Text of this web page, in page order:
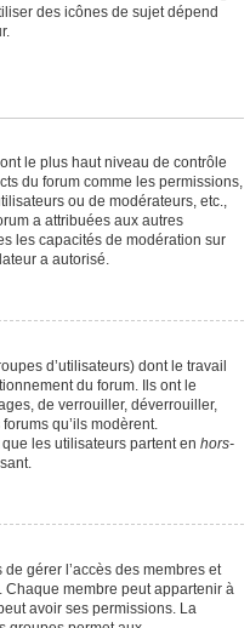
des icônes de sujet dépend
le plus haut niveau de contrôle
du forum comme les permissions,
ou de modérateurs, etc.,
a attribuées aux autres
les capacités de modération sur
a autorisé.
d’utilisateurs) dont le travail
du forum. Ils ont le
de verrouiller, déverrouiller,
qu’ils modèrent.
les utilisateurs partent en hors-
gérer l’accès des membres et
Chaque membre peut appartenir à
avoir ses permissions. La